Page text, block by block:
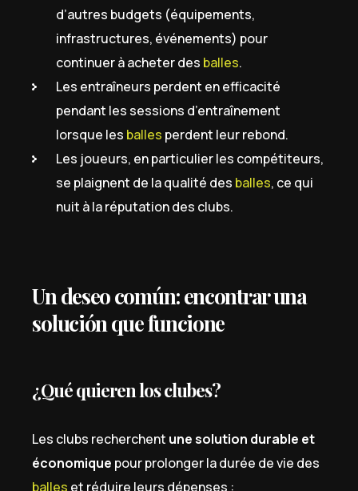
d’autres budgets (équipements,
infrastructures, événements) pour
continuer à acheter des balles.
Les entraîneurs perdent en efficacité
pendant les sessions d’entraînement
lorsque les balles perdent leur rebond.
Les joueurs, en particulier les compétiteurs,
se plaignent de la qualité des balles, ce qui
nuit à la réputation des clubs.
Un deseo común: encontrar una
solución que funcione
¿Qué quieren los clubes?
Les clubs recherchent une solution durable et
économique pour prolonger la durée de vie des
balles et réduire leurs dépenses :